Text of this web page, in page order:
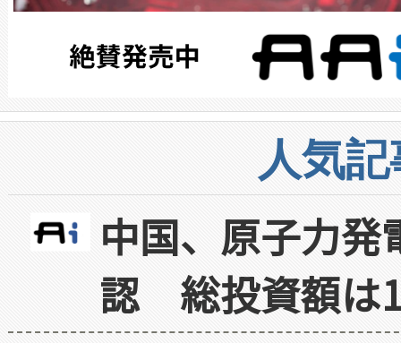
人気
中国、原子力
認 総投資額は